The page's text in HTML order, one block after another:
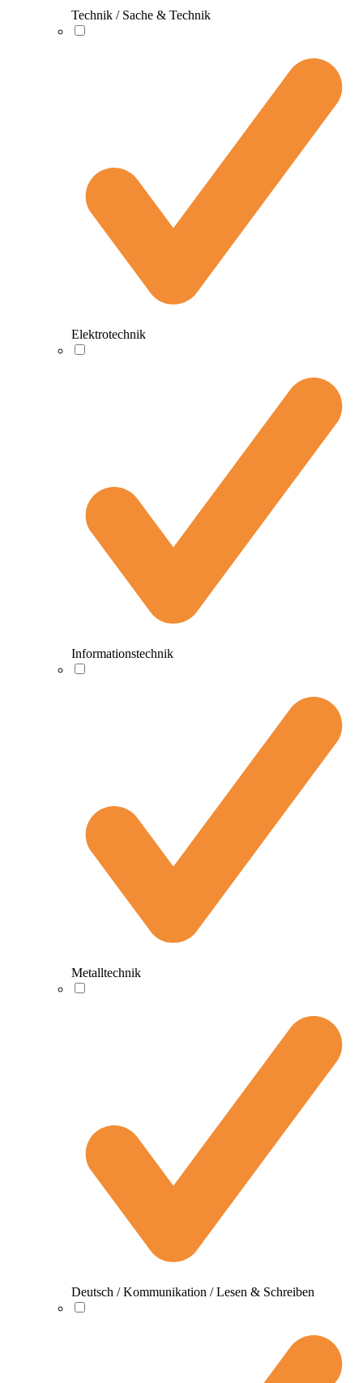
Technik / Sache & Technik
Elektrotechnik
Informationstechnik
Metalltechnik
Deutsch / Kommunikation / Lesen & Schreiben